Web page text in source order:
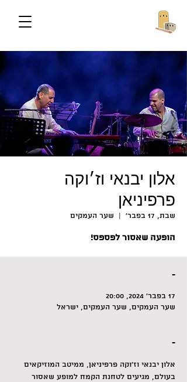
אלון יבנאי וז׳וקה
פרפיניאן
שבת, 17 בפבר׳
  |
שער העמקים
הופעה שאסור לפספס!
-
17 בפבר׳ 2024, 20:00
שער העמקים, שער העמקים, ישראל
-
אלון יבנאי וז'וקה פרפיניאן, ממיטב המוזיקאים
בעולם, מגיעים לטחנת הקמח למופע שאסור